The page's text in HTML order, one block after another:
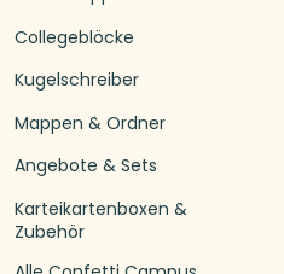
Collegeblöcke
Kugelschreiber
Mappen & Ordner
Angebote & Sets
Karteikartenboxen &
Zubehör